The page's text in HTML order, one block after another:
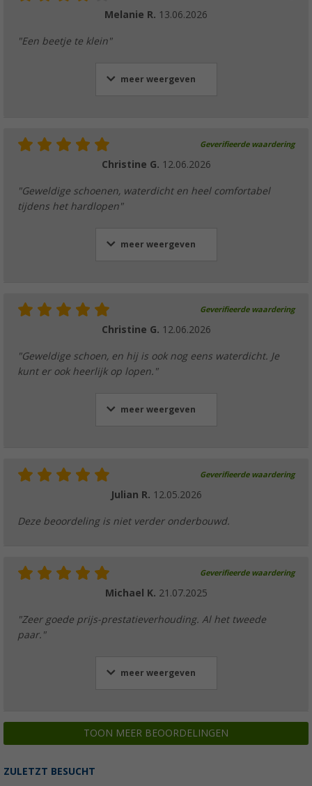
Melanie R. 13.06.2026
"Een beetje te klein"
meer weergeven
Geverifieerde waardering
Christine G. 12.06.2026
"Geweldige schoenen, waterdicht en heel comfortabel
tijdens het hardlopen"
meer weergeven
Geverifieerde waardering
Christine G. 12.06.2026
"Geweldige schoen, en hij is ook nog eens waterdicht. Je
kunt er ook heerlijk op lopen."
meer weergeven
Geverifieerde waardering
Julian R. 12.05.2026
Deze beoordeling is niet verder onderbouwd.
Geverifieerde waardering
Michael K. 21.07.2025
"Zeer goede prijs-prestatieverhouding. Al het tweede
paar."
meer weergeven
TOON MEER BEOORDELINGEN
ZULETZT BESUCHT